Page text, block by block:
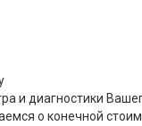
и диагностики
о конечной